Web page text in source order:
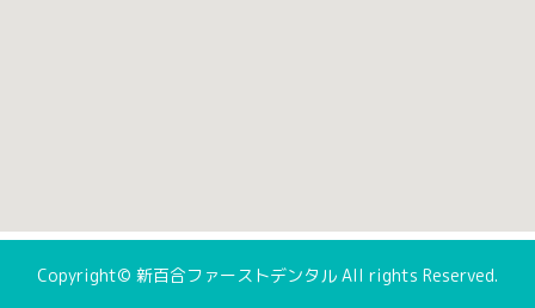
Copyright© 新百合ファーストデンタル All rights Reserved.